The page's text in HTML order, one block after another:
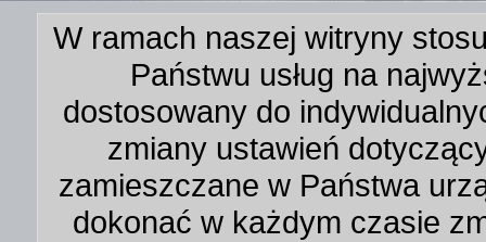
W ramach naszej witryny
Państwu usług na
dostosowany do
zmiany ustawień
zamieszczane w Państwa
dokonać w każdym czasie